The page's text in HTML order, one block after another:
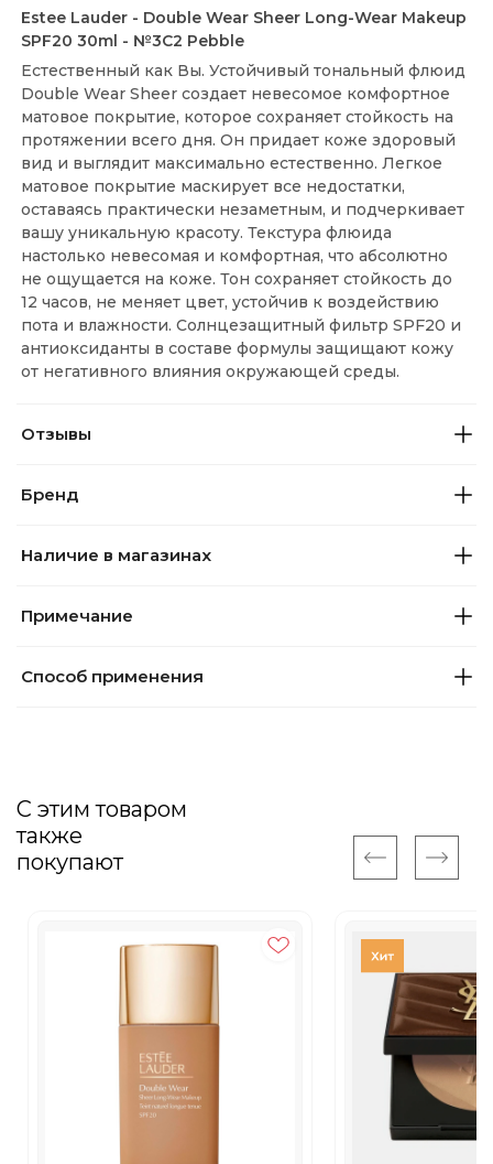
Estee Lauder - Double Wear Sheer Long-Wear Makeup
SPF20 30ml - №3C2 Pebble
Естественный как Вы. Устойчивый тональный флюид
Double Wear Sheer создает невесомое комфортное
матовое покрытие, которое сохраняет стойкость на
протяжении всего дня. Он придает коже здоровый
вид и выглядит максимально естественно. Легкое
матовое покрытие маскирует все недостатки,
оставаясь практически незаметным, и подчеркивает
вашу уникальную красоту. Текстура флюида
настолько невесомая и комфортная, что абсолютно
не ощущается на коже. Тон сохраняет стойкость до
12 часов, не меняет цвет, устойчив к воздействию
пота и влажности. Солнцезащитный фильтр SPF20 и
антиоксиданты в составе формулы защищают кожу
от негативного влияния окружающей среды.
Отзывы
Бренд
Наличие в магазинах
Примечание
Способ применения
С этим товаром
также
покупают